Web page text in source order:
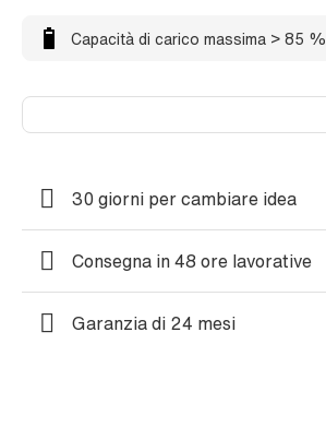
Capacità di carico massima > 85 %
30 giorni per cambiare idea
Consegna in 48 ore lavorative
Garanzia di 24 mesi